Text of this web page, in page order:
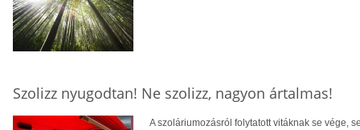
Szolizz nyugodtan! Ne szolizz, nagyon ártalmas!
A szoláriumozásról folytatott vitáknak se vége,